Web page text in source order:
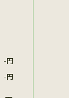
-円
-円